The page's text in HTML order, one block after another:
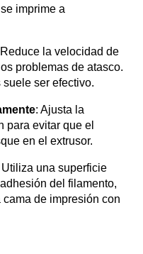
imprime a
la velocidad de
problemas de atasco.
ser efectivo.
: Ajusta la
para evitar que el
en el extrusor.
Utiliza una superficie
del filamento,
de impresión con